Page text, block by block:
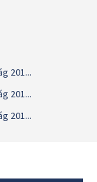
201...
201...
201...